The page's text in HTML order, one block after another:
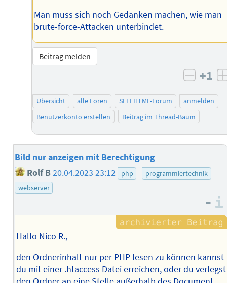
Man muss sich noch Gedanken machen, wie man
brute-force-Attacken unterbindet.
Beitrag melden
+1
Übersicht alle Foren SELFHTML-Forum
anmelden
Benutzerkonto erstellen
Beitrag im Thread-Baum
Bild nur anzeigen mit Berechtigung
Rolf B20.04.2023 23:12 php
programmiertechnik
webserver
–
Hallo Nico R.,
den Ordnerinhalt nur per PHP lesen zu können kannst
du mit einer .htaccess Datei erreichen, oder du verlegst